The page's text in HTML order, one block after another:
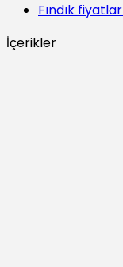
Fındık
İçerikler